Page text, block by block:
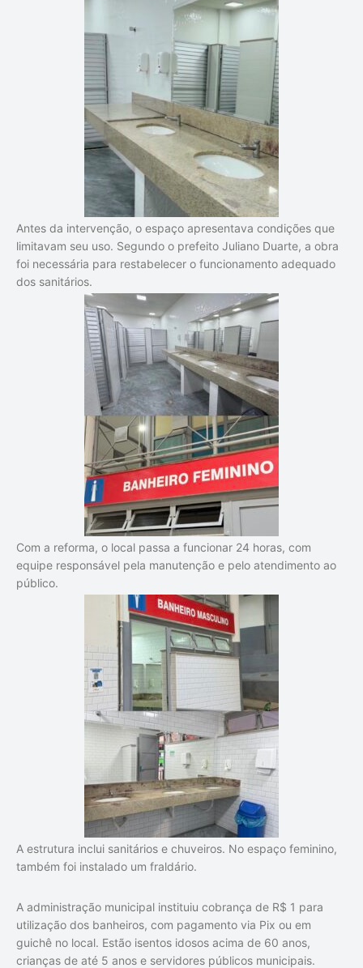
Antes da intervenção, o espaço apresentava condições que
limitavam seu uso. Segundo o prefeito Juliano Duarte, a obra
foi necessária para restabelecer o funcionamento adequado
dos sanitários.
Com a reforma, o local passa a funcionar 24 horas, com
equipe responsável pela manutenção e pelo atendimento ao
público.
A estrutura inclui sanitários e chuveiros. No espaço feminino,
também foi instalado um fraldário.
A administração municipal instituiu cobrança de R$ 1 para
utilização dos banheiros, com pagamento via Pix ou em
guichê no local. Estão isentos idosos acima de 60 anos,
crianças de até 5 anos e servidores públicos municipais.